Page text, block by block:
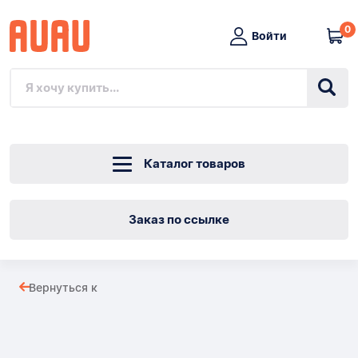
Войти
0
Каталог товаров
Заказ по ссылке
Вернуться к